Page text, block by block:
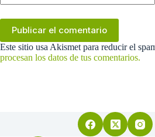
Publicar el comentario
Este sitio usa Akismet para reducir el
procesan los datos de tus comentarios.